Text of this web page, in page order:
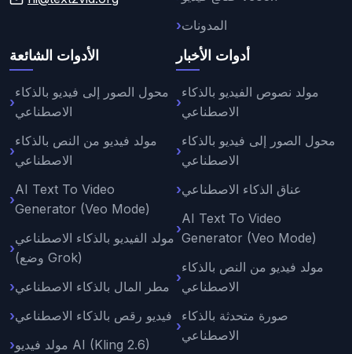
المدونات
الأدوات الشائعة
محول الصور إلى فيديو بالذكاء
الاصطناعي
مولد فيديو من النص بالذكاء
الاصطناعي
AI Text To Video
Generator (Veo Mode)
مولد الفيديو بالذكاء الاصطناعي
(وضع Grok)
مطر المال بالذكاء الاصطناعي
فيديو رقص بالذكاء الاصطناعي
مولد فيديو AI (Kling 2.6)
أدوات الأخبار
مولد نصوص الفيديو بالذكاء
الاصطناعي
محول الصور إلى فيديو بالذكاء
الاصطناعي
عناق الذكاء الاصطناعي
AI Text To Video
Generator (Veo Mode)
مولد فيديو من النص بالذكاء
الاصطناعي
صورة متحدثة بالذكاء
الاصطناعي